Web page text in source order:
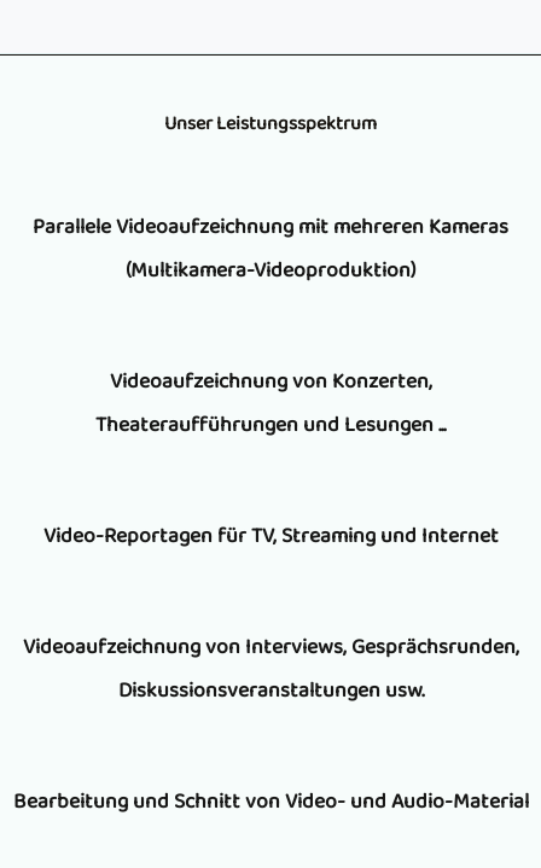
Unser Leistungsspektrum
Parallele Videoaufzeichnung mit mehreren Kameras
(Multikamera-Videoproduktion)
Videoreporter
bietet
die
mit
mehreren
gleichzeitig.
Videoaufzeichnung von Konzerten,
Theateraufführungen und Lesungen ...
Videoaufzeichnung
Theateraufführungen,
Konzerten,
erfolgt
Video-Reportagen für TV, Streaming und Internet
langjährige
Tätigkeit
wir
Videoaufzeichnung von Interviews, Gesprächsrunden,
Diskussionsveranstaltungen usw.
nach
Bearbeitung und Schnitt von Video- und Audio-Material